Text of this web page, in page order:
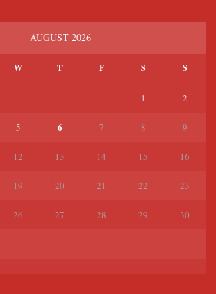
AUGUST 2026
W T F S S
1 2
5 6 7 8 9
12 13 14 15 16
19 20 21 22 23
26 27 28 29 30